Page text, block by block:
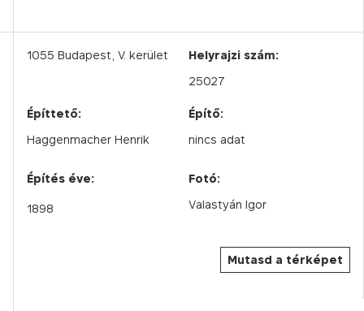
Mutasd a térképet
1055 Budapest, V. kerület
Helyrajzi szám:
25027
Építtető:
Haggenmacher Henrik
Építő:
nincs adat
Építés éve:
1898
Fotó:
Valastyán Igor